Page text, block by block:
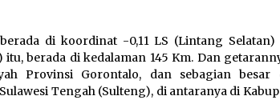
di koordinat -0,11 LS (Lintang Selatan)
berada di kedalaman 145 Km. Dan
Provinsi Gorontalo, dan sebagian besar
Tengah (Sulteng), di antaranya di